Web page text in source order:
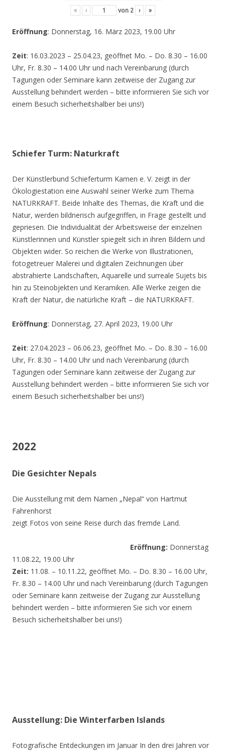
« ‹ von 2 › »
Eröffnung: Donnerstag, 16. März 2023, 19.00 Uhr
Zeit: 16.03.2023 – 25.04.23, geöffnet Mo. – Do. 8.30 – 16.00
Uhr, Fr. 8.30 – 14.00 Uhr und nach Vereinbarung (durch
Tagungen oder Seminare kann zeitweise der Zugang zur
Ausstellung behindert werden – bitte informieren Sie sich vor
einem Besuch sicherheitshalber bei uns!)
Schiefer Turm: Naturkraft
Der Künstlerbund Schieferturm Kamen e. V. zeigt in der
Ökologiestation eine Auswahl seiner Werke zum Thema
NATURKRAFT. Beide Inhalte des Themas, die Kraft und die
Natur, werden bildnerisch aufgegriffen, in Frage gestellt und
gepriesen. Die Individualität der Arbeitsweise der einzelnen
Künstlerinnen und Künstler spiegelt sich in ihren Bildern und
Objekten wider. So reichen die Werke von Illustrationen,
fotogetreuer Malerei und digitalen Zeichnungen über
abstrahierte Landschaften, Aquarelle und surreale Sujets bis
hin zu Steinobjekten und Keramiken. Alle Werke zeigen die
Kraft der Natur, die natürliche Kraft – die NATURKRAFT.
Eröffnung: Donnerstag, 27. April 2023, 19.00 Uhr
Zeit: 27.04.2023 – 06.06.23, geöffnet Mo. – Do. 8.30 – 16.00
Uhr, Fr. 8.30 – 14.00 Uhr und nach Vereinbarung (durch
Tagungen oder Seminare kann zeitweise der Zugang zur
Ausstellung behindert werden – bitte informieren Sie sich vor
einem Besuch sicherheitshalber bei uns!)
2022
Die Gesichter Nepals
Die Ausstellung mit dem Namen „Nepal“ von Hartmut
Fahrenhorst
zeigt Fotos von seine Reise durch das fremde Land.
Eröffnung: Donnerstag
11.08.22, 19.00 Uhr
Zeit: 11.08. – 10.11.22, geöffnet Mo. – Do. 8.30 – 16.00 Uhr,
Fr. 8.30 – 14.00 Uhr und nach Vereinbarung (durch Tagungen
oder Seminare kann zeitweise der Zugang zur Ausstellung
behindert werden – bitte informieren Sie sich vor einem
Besuch sicherheitshalber bei uns!)
Ausstellung: Die Winterfarben Islands
Fotografische Entdeckungen im Januar In den drei Jahren vor